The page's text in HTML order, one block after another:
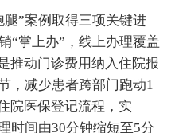
”案例取得三项关键进
“掌上办”，线上办理覆盖
推动门诊费用纳入住院报
，减少患者跨部门跑动1
院医保登记流程，实
时间由30分钟缩短至5分